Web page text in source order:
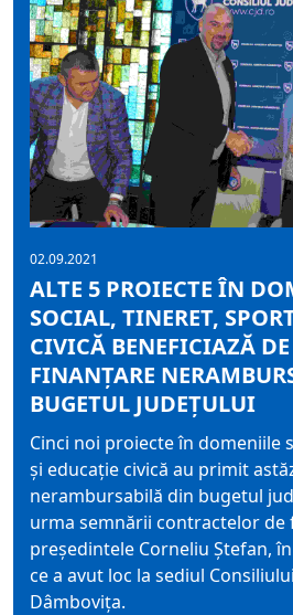
02.09.2021
ALTE 5 PROIECTE ÎN
SOCIAL, TINERET,
CIVICĂ BENEFICIAZĂ
FINANȚARE
BUGETUL JUDEȚULUI
Cinci noi proiecte în domeniile
și educație civică au primit
nerambursabilă din bugetul
urma semnării contractelor de
președintele Corneliu Ștefan,
ce a avut loc la sediul
Dâmbovița.